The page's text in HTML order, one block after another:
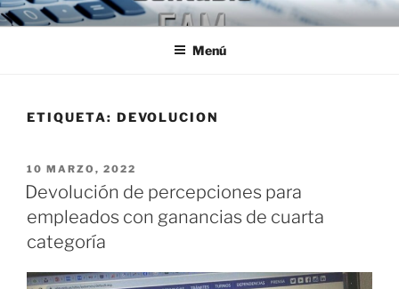
Ir
al
ESTUDIO CONTABLE FAM
Jóvenes Profesionales egresados de la U.B.A.
Menú
ETIQUETA: DEVOLUCION
PUBLICADO
EL
10 MARZO, 2022
Devolución de percepciones para
empleados con ganancias de cuarta
categoría